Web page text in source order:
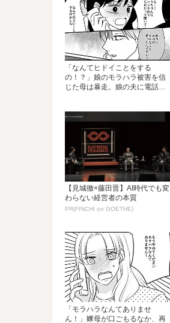
「なんてヒドイことをする
の！？」娘のモラハラ被害を信
じた母は暴走。娘の夫に電話
【見城徹×藤田晋】AI時代でも変
わらない経営者の本質
PR(FINCHI on GOETHE)
「モラハラなんてありませ
ん！」嫁母が口ごもるなか、再